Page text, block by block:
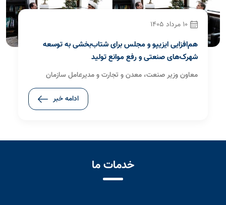
10 مرداد 1405
هم‌افزایی ایزیپو و مجلس برای شتاب‌بخشی به توسعه
شهرک‌های صنعتی و رفع موانع تولید
معاون وزیر صنعت، معدن و تجارت و مدیرعامل سازمان
صنایع کوچک و شهرک‌های صنعتی ایران(ایزیپو) در دیدارهای
جداگانه با سه نماینده مجلس شورای اسلامی، مهم‌ترین
ادامه خبر
خدمات ما